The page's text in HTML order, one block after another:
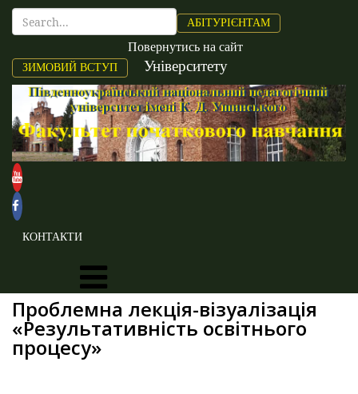
АБІТУРІЄНТАМ
ЗИМОВИЙ ВСТУП
Повернутись на сайт
Університету
КОНТАКТИ
Проблемна лекція-візуалізація
«Результативність освітнього
процесу»